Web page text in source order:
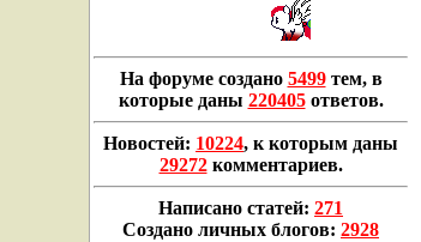
На форуме создано 5499тем, в
которые даны 220405ответов.
Новостей: 10224, к которым даны
29272комментариев.
Написано статей: 271
Создано личных блогов: 2928